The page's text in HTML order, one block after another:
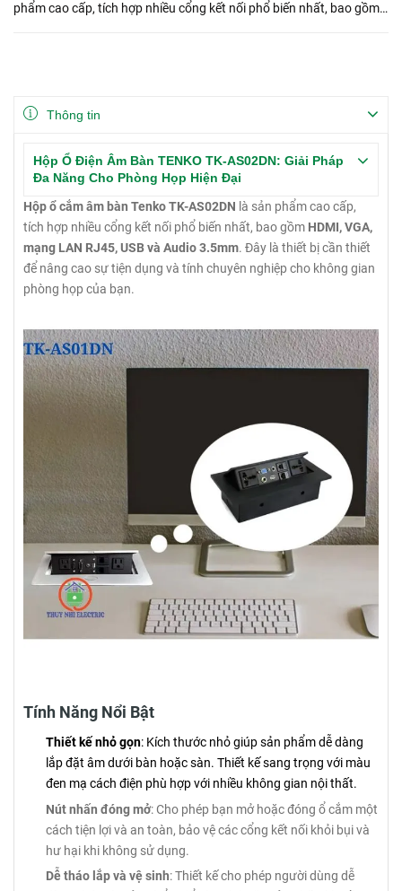
phẩm cao cấp, tích hợp nhiều cổng kết nối phổ biến nhất, bao gồm
Thông tin
Hộp Ổ Điện Âm Bàn TENKO TK-AS02DN: Giải Pháp
Đa Năng Cho Phòng Họp Hiện Đại
Hộp ổ cắm âm bàn Tenko TK-AS02DN là sản phẩm cao cấp,
tích hợp nhiều cổng kết nối phổ biến nhất, bao gồm HDMI, VGA,
mạng LAN RJ45, USB và Audio 3.5mm. Đây là thiết bị cần thiết
để nâng cao sự tiện dụng và tính chuyên nghiệp cho không gian
phòng họp của bạn.
Tính Năng Nổi Bật
Thiết kế nhỏ gọn: Kích thước nhỏ giúp sản phẩm dễ dàng
lắp đặt âm dưới bàn hoặc sàn. Thiết kế sang trọng với màu
đen mạ cách điện phù hợp với nhiều không gian nội thất.
Nút nhấn đóng mở: Cho phép bạn mở hoặc đóng ổ cắm một
cách tiện lợi và an toàn, bảo vệ các cổng kết nối khỏi bụi và
hư hại khi không sử dụng.
Dễ tháo lắp và vệ sinh: Thiết kế cho phép người dùng dễ